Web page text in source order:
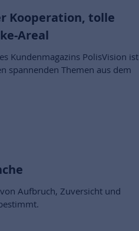
Kooperation, tolle
Areal
Kundenmagazins PolisVision ist
spannenden Themen aus dem
Aufbruch, Zuversicht und